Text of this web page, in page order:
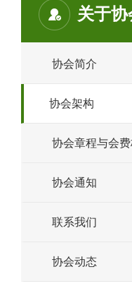
关于协
协会简介
协会架构
协会章程与会
协会通知
联系我们
协会动态